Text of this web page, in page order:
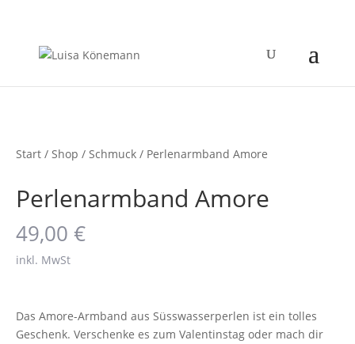
Start / Shop / Schmuck / Perlenarmband Amore
Perlenarmband Amore
49,00 €
inkl. MwSt
Das Amore-Armband aus Süsswasserperlen ist ein tolles
Geschenk. Verschenke es zum Valentinstag oder mach dir